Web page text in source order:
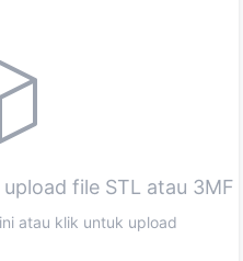
file STL atau 3MF
atau klik untuk upload